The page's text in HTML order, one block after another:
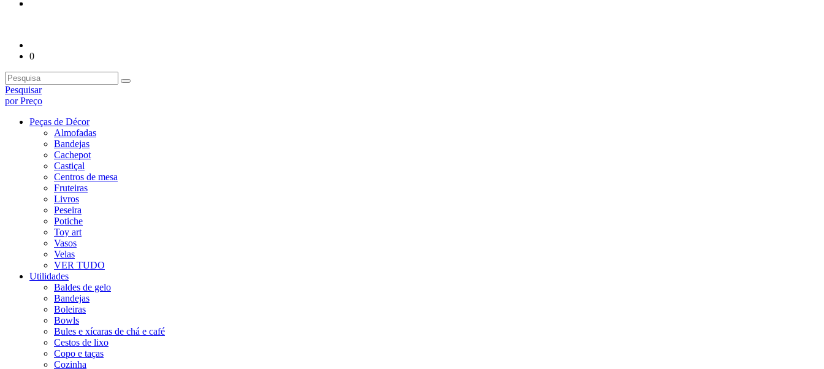
0
Pesquisar
por Preço
Peças de Décor
Almofadas
Bandejas
Cachepot
Castiçal
Centros de mesa
Fruteiras
Livros
Peseira
Potiche
Toy art
Vasos
Velas
VER TUDO
Utilidades
Baldes de gelo
Bandejas
Boleiras
Bowls
Bules e xícaras de chá e café
Cestos de lixo
Copo e taças
Cozinha